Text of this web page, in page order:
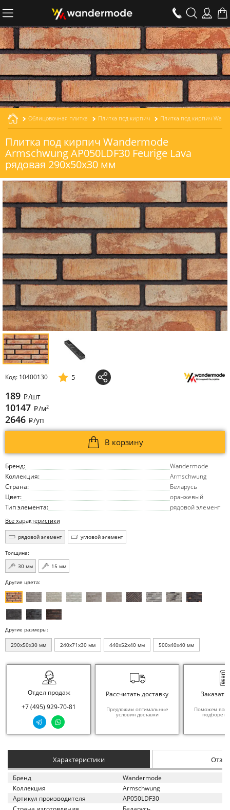
Облицовочная плитка Плитка под кирпич
Плитка под кирпич Wandermode
Armschwung AP050LDF30 Feurige Lava
рядовая 290x50x30 мм
Бренд:
Wandermode
Коллекция:
Armschwung
Страна:
Беларусь
Цвет:
оранжевый
Тип элемента:
рядовой элемент
Все характеристики
рядовой элемент угловой элемент
Толщина:
30 мм
15 мм
Код: 10400130 5
189 i/шт
10147 i/м2
2646 i/уп
В корзину
Другие цвета:
Другие размеры:
290x50x30 мм 240x71x30 мм 440x52x40 мм 500x40x40 мм
Отдел продаж
+7 (495) 929-70-81
Рассчитать доставку
Предложим оптимальные
условия доставки
Заказать
Поможем вам
подборе
Характеристики
Бренд
Wandermode
Коллекция
Armschwung
Артикул производителя
AP050LDF30